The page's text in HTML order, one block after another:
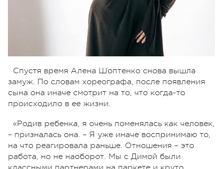
Спустя время Алена Шоптенко снова вышла
замуж. По словам хореографа, после появления
сына она иначе смотрит на то, что когда-то
происходило в ее жизни.
«Родив ребенка, я очень поменялась как человек,
– призналась она. – Я уже иначе воспринимаю то,
на что реагировала раньше. Отношения – это
работа, но не наоборот. Мы с Димой были